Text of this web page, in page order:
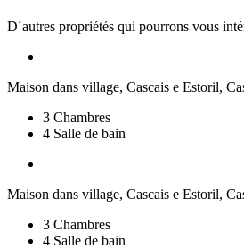
D´autres propriétés qui pourrons vous
Maison dans village, Cascais e Estoril,
3 Chambres
4 Salle de bain
Maison dans village, Cascais e Estoril,
3 Chambres
4 Salle de bain